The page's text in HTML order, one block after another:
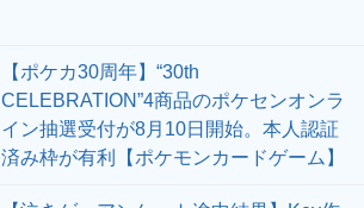
【ポケカ30周年】“30th
CELEBRATION”4商品のポケセンオンラ
イン抽選受付が8月10日開始。本人認証
済み枠が有利【ポケモンカードゲーム】